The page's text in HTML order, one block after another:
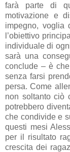
farà parte di
motivazione e
impegno, voglia
l’obiettivo
individuale di
sarà una
conclude – è
senza farsi
persa. Come
non soltanto ciò
potrebbero
che condivide e
questi mesi
per il risultato
crescita dei